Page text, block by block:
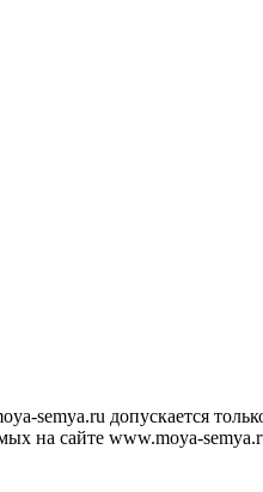
semya.ru допускается
на сайте www.moya-